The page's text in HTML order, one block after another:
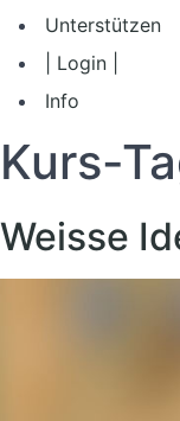
Unterstützen
| Login |
Info
Kurs-
Weisse